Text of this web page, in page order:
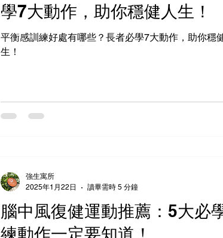
學7大動作，助你穩健人生！
平衡感訓練好處有哪些？長者必學7大動作，助你穩
生！
腦中風復健運動推薦：5大必
練動作一定要知道！
強生寓所
2025年1月22日
讀畢需時 5 分鐘